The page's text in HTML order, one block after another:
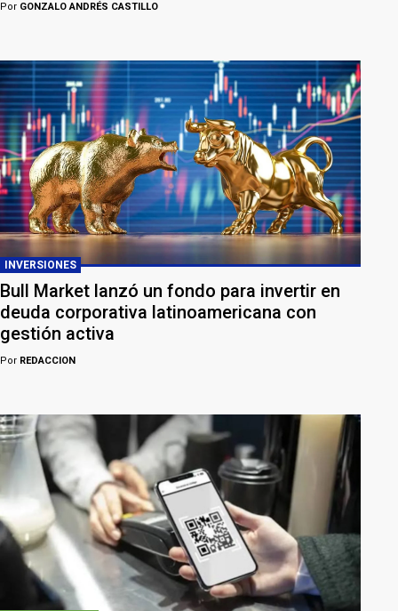
Por GONZALO ANDRÉS CASTILLO
INVERSIONES
Bull Market lanzó un fondo para invertir en
deuda corporativa latinoamericana con
gestión activa
Por REDACCION